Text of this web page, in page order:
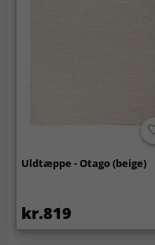
Uldtæppe - Otago (beige)
kr.819